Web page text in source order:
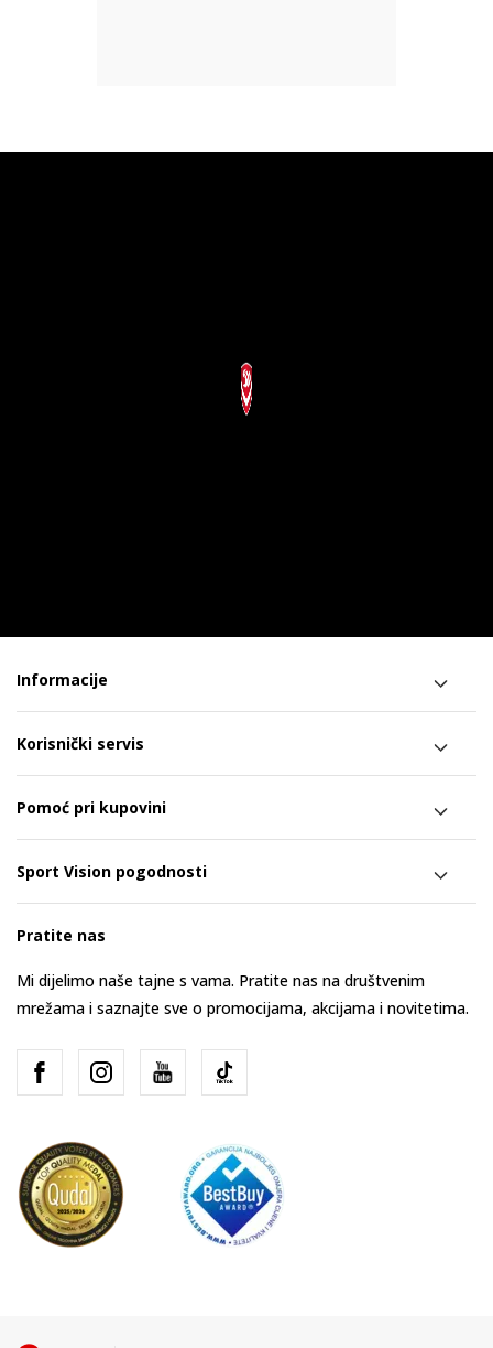
Informacije
Korisnički servis
Pomoć pri kupovini
Sport Vision pogodnosti
Pratite nas
Mi dijelimo naše tajne s vama. Pratite nas na društvenim
mrežama i saznajte sve o promocijama, akcijama i novitetima.